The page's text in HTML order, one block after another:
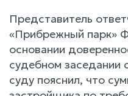
Представитель
«Прибрежный парк»
основании
судебном заседании
суду пояснил, что